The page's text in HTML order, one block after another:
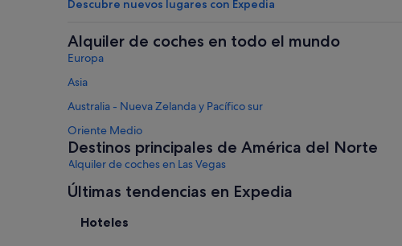
Descubre nuevos lugares con Expedia
Alquiler de coches en todo el mundo
Europa
Asia
Australia - Nueva Zelanda y Pacífico sur
Oriente Medio
Destinos principales de América del Norte
Alquiler de coches en Las Vegas
Alquiler de coches en Orlando
Últimas tendencias en Expedia
Hoteles